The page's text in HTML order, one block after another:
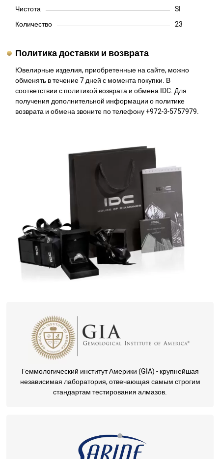
Чистота
SI
Количество
23
Политика доставки и возврата
Ювелирные изделия, приобретенные на сайте, можно
обменять в течение 7 дней с момента покупки. В
соответствии с политикой возврата и обмена IDC. Для
получения дополнительной информации о политике
возврата и обмена звоните по телефону +972-3-5757979.
Геммологический институт Америки (GIA) - крупнейшая
независимая лаборатория, отвечающая самым строгим
стандартам тестирования алмазов.